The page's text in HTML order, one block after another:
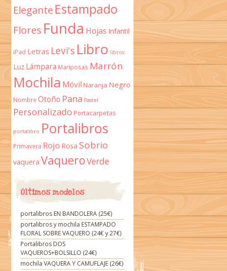
Elegante Estampado
Flores Funda Hojas Infantil
iPad Letras Levi's Libro libros
Luz Lámpara Mariposas Marrón
Mochila Móvil Naranja Negro
Nombre Otoño Pana Pastel
Personalizado Portacarpetas
portalibro Portalibros
Primavera Rojo Rosa Sobrio
vaquera VaqueroVerde
Últimos modelos
portalibros EN BANDOLERA (25€)
portalibros y mochila ESTAMPADO
FLORAL SOBRE VAQUERO (24€ y 27€)
Portalibros DOS
VAQUEROS+BOLSILLO (24€)
mochila VAQUERA Y CAMUFLAJE (26€)